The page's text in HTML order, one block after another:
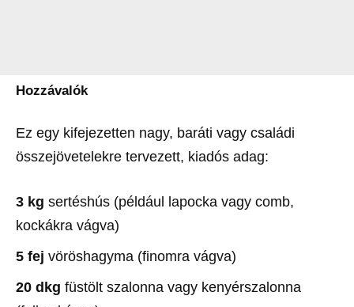
Hozzávalók
Ez egy kifejezetten nagy, baráti vagy családi
összejövetelekre tervezett, kiadós adag:
3 kg sertéshús (például lapocka vagy comb,
kockákra vágva)
5 fej vöröshagyma (finomra vágva)
20 dkg füstölt szalonna vagy kenyérszalonna